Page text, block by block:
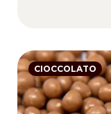
CIOCCOLATO